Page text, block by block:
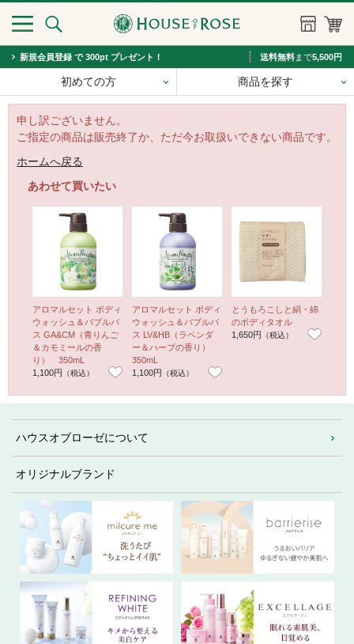
新規会員登録 で 300pt プレゼント！ 送料無料まで5,500円
初めての方 商品を探す
申し訳ございません。
ご指定の商品は販売終了か、ただ今お取扱いできない商品です。
ホームへ戻る
あわせて買いたい
アロマルセット ボディ
ウォッシュ＆バブルバ
ス GA&CM（青りんご
＆カモミールの香
り） 350mL
1,100円 （税込）
アロマルセット ボディ
ウォッシュ＆バブルバ
ス LV&HB（ラベンダ
ー＆ハーブの香り）
350mL
1,100円
（税込）
とうもろこしと絹・綿
のボディタオル
1,650円
（税込）
ハウスオブローゼについて
オリジナルブランド